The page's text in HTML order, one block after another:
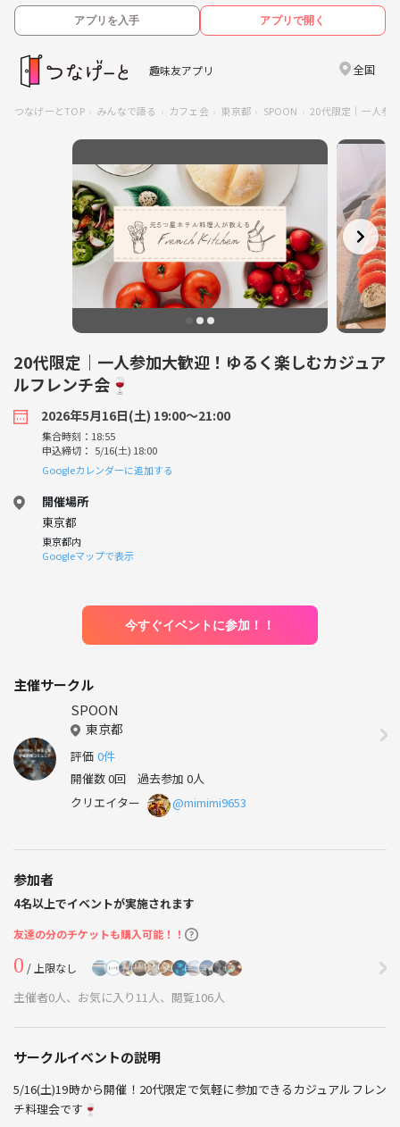
アプリを入手 アプリで開く
趣味友アプリ 全国
つなげーとTOP みんなで語る カフェ会 東京都 SPOON 20代限定｜一人参
20代限定｜一人参加大歓迎！ゆるく楽しむカジュア
ルフレンチ会🍷
2026年5月16日(土) 19:00〜21:00
集合時刻：18:55
申込締切： 5/16(土) 18:00
Googleカレンダーに追加する
開催場所
東京都
東京都内
Googleマップで表示
今すぐイベントに参加！！
主催サークル
SPOON
東京都
評価 0件
開催数 0回 過去参加 0人
クリエイター
@mimimi9653
参加者
4名以上でイベントが実施されます
友達の分のチケットも購入可能！！
0 / 上限なし
主催者0人、お気に入り11人、閲覧106人
サークルイベントの説明
5/16(土)19時から開催！20代限定で気軽に参加できるカジュアルフレン
チ料理会です🍷